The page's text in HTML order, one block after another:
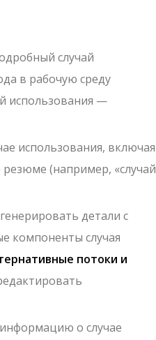
случай
в рабочую среду
использования —
использования, включая
резюме (например, «случай
детали с
компоненты случая
потоки и
о случае